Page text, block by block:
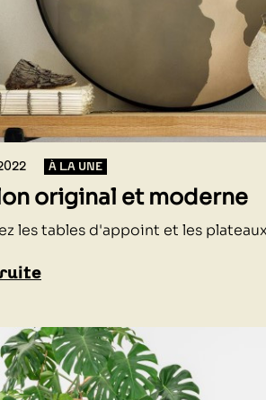
À LA UNE
original et moderne
les tables d'appoint et les